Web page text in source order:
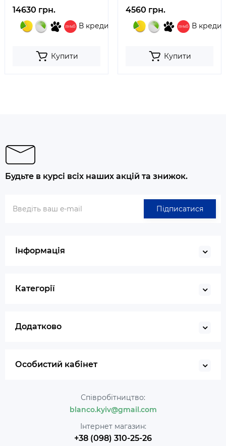
14630 грн.
В кредит
Купити
4560 грн.
В кредит
Купити
Будьте в курсі всіх наших акцій та знижок.
Підписатися
Інформація
Категорії
Додатково
Особистий кабінет
Співробітництво:
blanco.kyiv@gmail.com
Інтернет магазин:
+38 (098) 310-25-26